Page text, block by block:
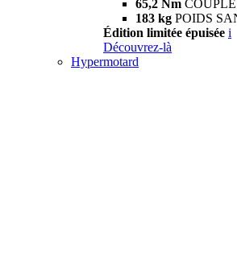
65,2 Nm COUPLE
183 kg POIDS
Édition limitée épuisée i
Découvrez-là
Hypermotard